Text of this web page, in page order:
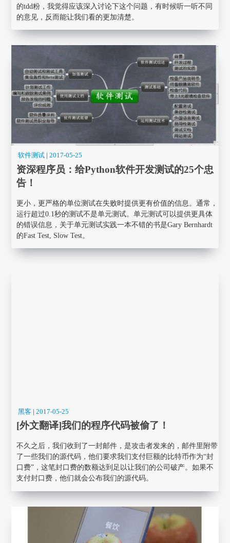
的tdd粉，我觉得应该深入讨论下这个问题，有时候听一听不同
的意见，反而能让我们看的更加清楚。
软件测试 |2017-05-25
资深程序员：给Python软件开发测试的25个忠
告！
更小，更严格的单位测试在失败时提供更有价值的信息。通常，
运行超过0.1秒的测试不是单元测试。单元测试可以提供更具体
的错误信息，关于单元测试实践一本不错的书是Gary Bernhardt
的Fast Test, Slow Test。
黑客 |2017-05-25
[外文翻译]我们的程序代码被偷了！
不久之后，我们收到了一封邮件，是攻击者发来的，邮件里附带
了一些我们的源代码，他们要求我们支付巨额的比特币作为“封
口费”，这笔封口费的数额达到足以让我们的公司破产。如果不
支付封口费，他们就会公布我们的源代码。